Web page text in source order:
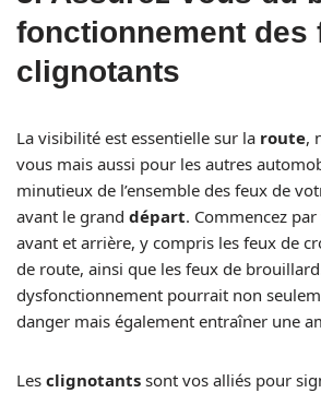
fonctionnement des
clignotants
La visibilité est essentielle sur la route,
vous mais aussi pour les autres
minutieux de l’ensemble des feux de
avant le grand départ. Commencez
avant et arrière, y compris les feux de
de route, ainsi que les feux de
dysfonctionnement pourrait non
danger mais également entraîner une
Les clignotants sont vos alliés pour